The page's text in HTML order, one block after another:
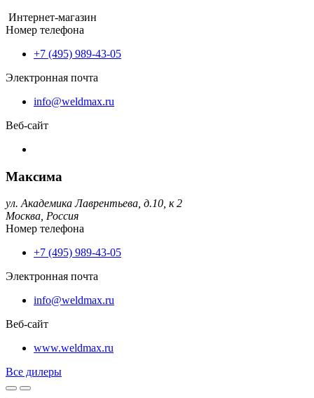
Интернет-магазин
Номер телефона
+7 (495) 989-43-05
Электронная почта
info@weldmax.ru
Веб-сайт
Максима
ул. Академика Лаврентьева, д.10, к 2
Москва, Россия
Номер телефона
+7 (495) 989-43-05
Электронная почта
info@weldmax.ru
Веб-сайт
www.weldmax.ru
Все дилеры